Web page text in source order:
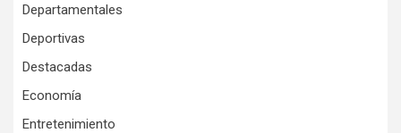
Departamentales
Deportivas
Destacadas
Economía
Entretenimiento